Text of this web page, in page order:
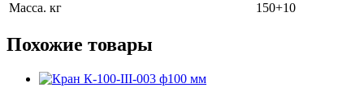
Масса. кг
150+10
Похожие товары